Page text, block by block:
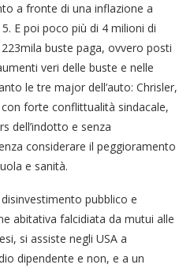
a fronte di una inflazione a
E poi poco più di 4 milioni di
223mila buste paga, ovvero posti
veri delle buste e nelle
le tre major dell’auto: Chrisler,
forte conflittualità sindacale,
dell’indotto e senza
considerare il peggioramento
e sanità.
pubblico e
abitativa falcidiata da mutui alle
si assiste negli USA a
dipendente e non, e a un